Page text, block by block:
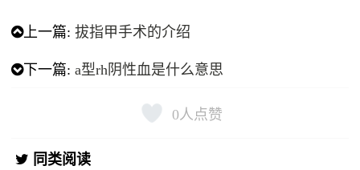
上一篇:拔指甲手术的介绍
下一篇:a型rh阴性血是什么意思
0人点赞
同类阅读